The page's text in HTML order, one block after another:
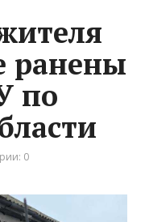
ранены
по
0